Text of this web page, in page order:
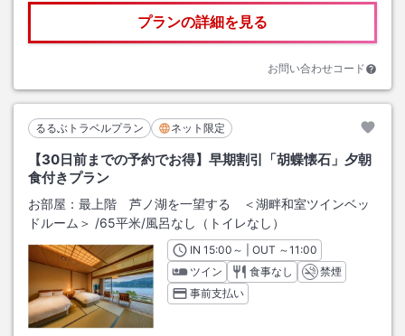
プランの詳細を見る
お問い合わせコード
るるぶトラベルプラン ネット限定
【30日前までの予約でお得】早期割引「胡蝶懐石」夕朝
食付きプラン
お部屋： 最上階 芦ノ湖を一望する ＜湖畔和室ツインベッ
ドルーム＞ /65平米/風呂なし（トイレなし）
INチェックイン
15:00 ～ | OUT チェックアウト
～11:00
ツイン
食事なし
禁煙
事前支払い